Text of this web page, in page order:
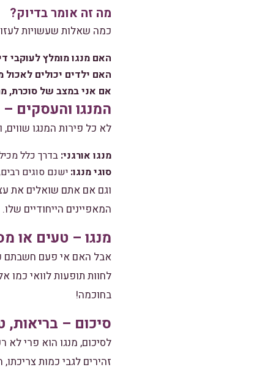
מה זה אומר בדיוק?
כמה שאלות שעשויות
האם מנגו מומלץ לעוקבי
האם ילדים יכולים לאכול
אם אני במצב של סוכרת,
המנגו והעסקים
לא כל פירות המנגו
מנגו אורגני: בדרך כלל
סוגי מנגו: ישנם סוגים
וגם אם אתם שואלים את
המאפיינים הייחודיים שלו.
מנגו – טעים או
אבל האם אי פעם חשבתם
לחוות תופעות לוואי כמו
בחוכמה!
סיכום – בריאות,
לסיכום, מנגו הוא פרי לא
זהירים לגבי כמות